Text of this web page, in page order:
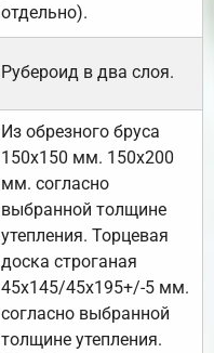
отдельно).
Рубероид в два слоя.
Из обрезного бруса
150х150 мм. 150х200
мм. согласно
выбранной толщине
утепления. Торцевая
доска строганая
45х145/45х195+/-5 мм.
согласно выбранной
толщине утепления.